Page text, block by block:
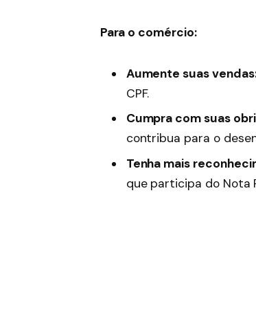
Para o comércio:
Aumente suas
CPF.
Cumpra com suas
contribua para o
Tenha mais
que participa do Nota